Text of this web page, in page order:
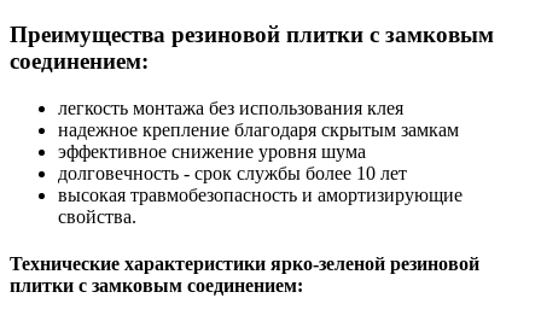
Преимущества резиновой плитки с замковым
соединением:
легкость монтажа без использования клея
надежное крепление благодаря скрытым замкам
эффективное снижение уровня шума
долговечность - срок службы более 10 лет
высокая травмобезопасность и амортизирующие
свойства.
Технические характеристики ярко-зеленой резиновой
плитки с замковым соединением: